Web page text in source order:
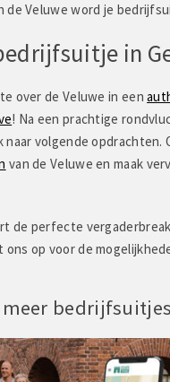
de Veluwe word je
in
over de Veluwe in een
! Na een prachtige
naar volgende
van de Veluwe en maak
de perfecte
ons op voor de
meer
Fabiola Meruma zegt:
"Ik vond het gezellig en
haast te groot om iedereen
te houden."